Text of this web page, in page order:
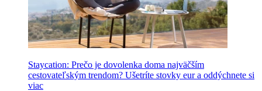
Staycation: Prečo je dovolenka doma najväčším
cestovateľským trendom? Ušetríte stovky eur a oddýchnete si
viac